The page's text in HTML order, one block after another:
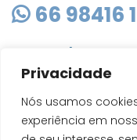
Privacidade
Nós usamos
experiência em
66 98416
Rua Sete de
CEP 78705-010
Rondonópolis - MT